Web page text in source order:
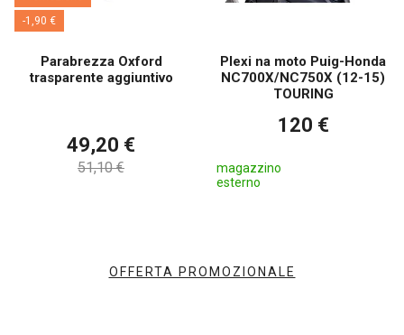
-1,90 €
Parabrezza Oxford
trasparente aggiuntivo
49,20 €
51,10 €
Plexi na moto Puig-Honda
NC700X/NC750X (12-15)
TOURING
120 €
magazzino
esterno
OFFERTA PROMOZIONALE